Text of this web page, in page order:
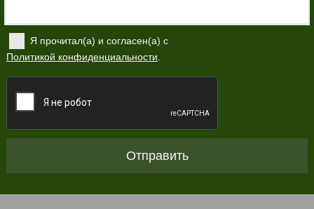
Я прочитал(а) и согласен(а) с
Политикой конфиденциальности.
Отправить